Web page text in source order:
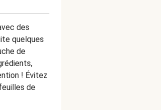
des
quelques
de
! Évitez
de